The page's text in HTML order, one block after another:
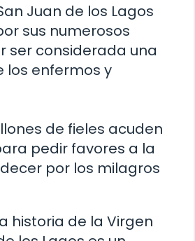
Juan de los Lagos
sus numerosos
ser considerada una
los enfermos y
de fieles acuden
pedir favores a la
por los milagros
historia de la Virgen